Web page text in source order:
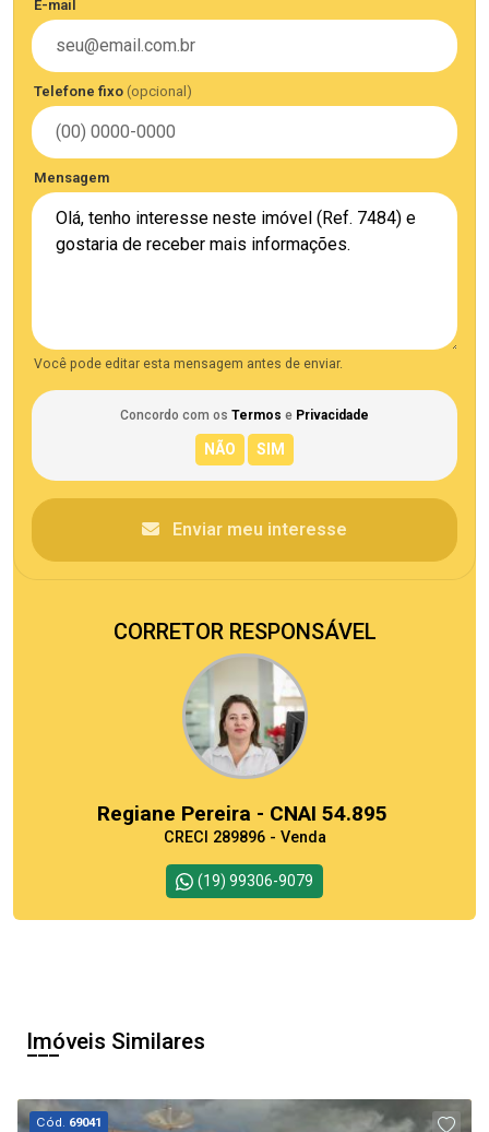
E-mail
Telefone fixo (opcional)
Mensagem
Você pode editar esta mensagem antes de enviar.
Concordo com os Termos e Privacidade
Enviar meu interesse
CORRETOR RESPONSÁVEL
Regiane Pereira - CNAI 54.895
CRECI 289896 - Venda
(19) 99306-9079
Imóveis Similares
Cód. 69041